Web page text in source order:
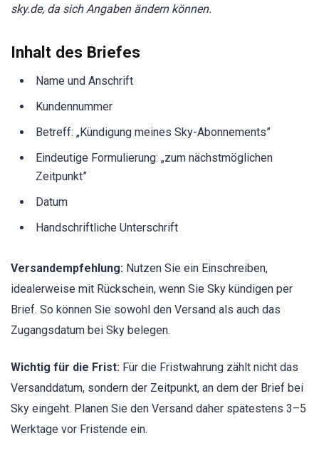
sky.de, da sich Angaben ändern können.
Inhalt des Briefes
Name und Anschrift
Kundennummer
Betreff: „Kündigung meines Sky-Abonnements”
Eindeutige Formulierung: „zum nächstmöglichen
Zeitpunkt”
Datum
Handschriftliche Unterschrift
Versandempfehlung: Nutzen Sie ein Einschreiben,
idealerweise mit Rückschein, wenn Sie Sky kündigen per
Brief. So können Sie sowohl den Versand als auch das
Zugangsdatum bei Sky belegen.
Wichtig für die Frist: Für die Fristwahrung zählt nicht das
Versanddatum, sondern der Zeitpunkt, an dem der Brief bei
Sky eingeht. Planen Sie den Versand daher spätestens 3–5
Werktage vor Fristende ein.